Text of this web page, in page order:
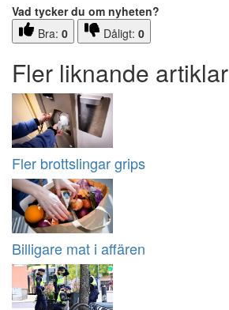
Vad tycker du om nyheten?
Bra: 0 Dåligt: 0
Fler liknande artiklar
Fler brottslingar grips
Billigare mat i affären